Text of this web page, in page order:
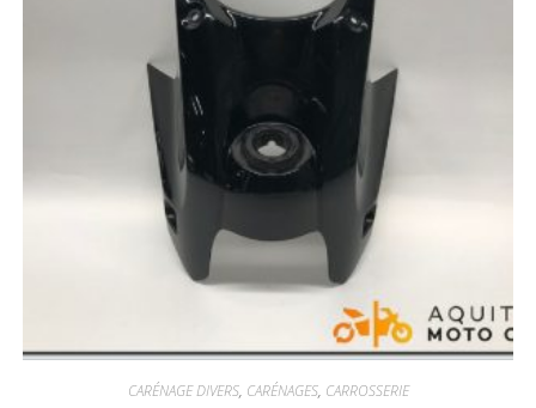
CARÉNAGE DIVERS, CARÉNAGES, CARROSSERIE